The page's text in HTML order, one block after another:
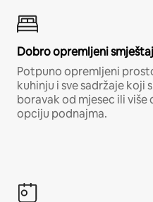
Dobro opremljeni
Potpuno opremljeni
kuhinju i sve sadržaje koji
boravak od mjesec ili više
opciju podnajma.